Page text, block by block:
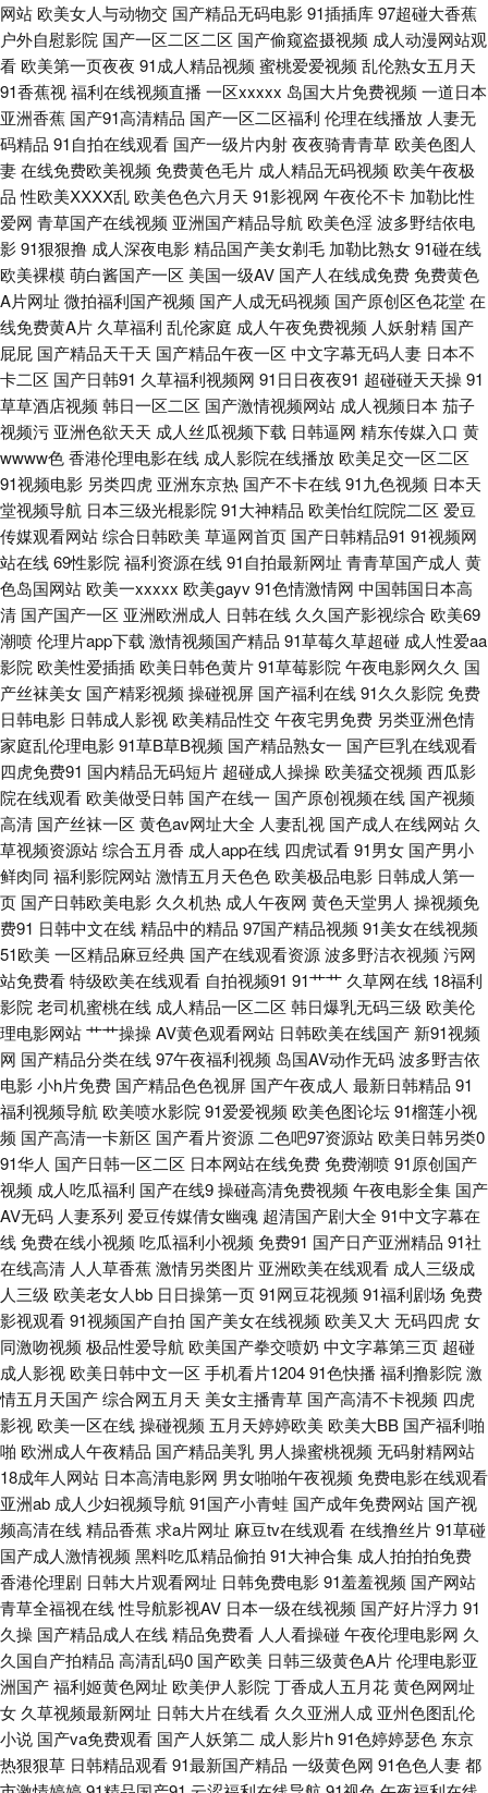
费 欧美成人性爱网站 欧美喉奥在线 欧美性生 性爱字幕网 www偷拍 黑丝自
慰喷水网站 六月天色色网站 欧洲肥婆a级网站 天堂AV电影网 午夜福合集 91
五月天超碰 肏屄视屏免费观看 国产黄网址 国产内射播放 久草导航 豆花免费
网站 久久不射一区 亚洲成狼网 91伊人资源站 成人视频免费网站 国产福利影
院一 老司机肏屄 免费操少妇 在线播放黑丝高潮 91丝袜拍拍 亚洲天堂2025
综合熟女午夜精品 91色色网站 欧美aa网页 人妻人人骑 日韩人妻色图 亚洲四
本道 自慰白浆福利网站 菠萝av在线观看 超碰九九 人妖自慰 91p最新网址 97
综合视频在线 色亚洲视频 91网战观看 91岁成人网站 韩国伦理av 欧美日韩
大陆91 97超碰总资源 91精品高跟玉足 91V小视频 熟女黑丝足交 天天操天天
碰 欧美性爱去干网 欧美色网 色亭亭性爱网 亚洲变态另类导航 91精品国自产
97涩综合 大香蕉伊人久久 成人网站入口 日本色情天堂 成人Av色情 午夜影院
老司机 av蜜臀网址 岛国网址 欧美孕妇群交 AV黃色 传媒91伦理视频 www91
色天堂 91视频免贵观看 91豆花性福生活 伊人色图 午夜激情按摩 日韩AV打
炮影院 青青青国产在线 欧美老女人 免费看黄大全 日韩A片做爱网站 国产传
媒中文字幕 麻豆精品69 欧美夜夜操 日韩精品乱 天天草人人草 亚洲黄色中文
网址 99热久草精品 东京AV热 影音先锋色网 丝袜欧洲综合 97资源中文字幕
韩国色图自拍 三级国产字幕 AV线上成人在线 超碰在线人妻 超碰人人擦 波多
野结衣九区 久草福利精品 男女靠逼国产 欧美少妇肏屄 另类激情A片 精品国
产色色 国产精品福利社 超碰在线人人 超碰97极品9 成人午夜AV福利 成人视
频最新官网 成人日韩亚洲欧美 成人日韩 日韩三级毛片 天堂色导航 日本蜜桃
视频二区 探花福利在线 自慰影院 超碰青娱乐奇米 韩日视频 欧美色图2 日韩
伦理片网站 91久在线观看 超碰在线人网播放 国产美女 精品人妻少妇 欧美日
韩A片 日韩群P视频 五月婷婷色情 伊人久久婷婷 白丝喷水后入看片 福利成人
在线 狠狠干无码 玖玖大香蕉稳定 欧洲午夜精品 天天日夜夜 中文字幕六区
91网黄 超碰论理 黑丝袜被捅内射 狼人综合影院 人人色人人操 丝袜第一页在
线 亚洲黑料1区 91美女诱惑 www性爱com 国产精品成年 精品偷拍 欧美三级
网址 日韩撸视频 亚洲青青操原 91蜜臀久久 A级韩国A网站 岛国大片网站 久
久岛国电影 日韩中文视频 在线日韩av网址 a'v写真导航 黄色小电彭 探花综合
网 91TS人妖另类 97色色五月天 国产成人福利导航 欧美日韩交配网 五月久
久福利 91超在线 www黄wcom 国产禁品无遮挡 激情伊人综合楼 欧美A√视频
日韩无码欧美性爱 在线看免费91 超碰人妻97 久久天天夜夜肏逼 日日夜夜国
产精品 91c在线观看 久久素人 深夜影院深a 97超碰精品 黄色精品网 91av足
交 国产无套免费视频 亚洲特黄 中文字幕美腿丝袜 AV密穴老司机 国产精品掏
网站 欧美女人与动物交 国产精品无码电影91插插库97超碰大香蕉
户外自慰影院 国产一区二区二区 国产偷窥盗摄视频 成人动漫网站观
看 欧美第一页夜夜 91成人精品视频 蜜桃爱爱视频 乱伦熟女五月天
91香蕉视福利在线视频直播 一区xxxxx 岛国大片免费视频 一道日本
亚洲香蕉 国产91高清精品 国产一区二区福利 伦理在线播放 人妻无
码精品 91自拍在线观看 国产一级片内射夜夜骑青青草 欧美色图人
妻在线免费欧美视频 免费黄色毛片 成人精品无码视频 欧美午夜极
品 性欧美ⅩⅩⅩⅩ乱 欧美色色六月天 91影视网 午夜伦不卡 加勒比性
爱网 青草国产在线视频 亚洲国产精品导航 欧美色淫波多野结依电
影91狠狠撸 成人深夜电影精品国产美女剃毛 加勒比熟女91碰在线
欧美裸模 萌白酱国产一区 美国一级AV 国产人在线成免费免费黄色
A片网址 微拍福利国产视频 国产人成无码视频 国产原创区色花堂在
线免费黄A片 久草福利 乱伦家庭 成人午夜免费视频 人妖射精 国产
屁屁 国产精品天干天 国产精品午夜一区 中文字幕无码人妻 日本不
卡二区 国产日韩91 久草福利视频网 91日日夜夜91 超碰碰天天操91
草草酒店视频 韩日一区二区 国产激情视频网站 成人视频日本 茄子
视频污 亚洲色欲天天 成人丝瓜视频下载 日韩逼网 精东传媒入口 黄
wwww色香港伦理电影在线 成人影院在线播放 欧美足交一区二区
91视频电影 另类四虎 亚洲东京热 国产不卡在线91九色视频 日本天
堂视频导航 日本三级光棍影院 91大神精品 欧美怡红院院二区 爱豆
传媒观看网站综合日韩欧美草逼网首页 国产日韩精品91 91视频网
站在线69性影院 福利资源在线91自拍最新网址 青青草国产成人 黄
色岛国网站 欧美一xxxxx 欧美gayv91色情激情网 中国韩国日本高
清 国产国产一区 亚洲欧洲成人 日韩在线 久久国产影视综合 欧美69
潮喷伦理片app下载 激情视频国产精品 91草莓久草超碰 成人性爱aa
影院 欧美性爱插插 欧美日韩色黄片91草莓影院 午夜电影网久久 国
产丝袜美女 国产精彩视频 操碰视屏 国产福利在线91久久影院 免费
日韩电影 日韩成人影视 欧美精品性交 午夜宅男免费 另类亚洲色情
家庭乱伦理电影91草B草B视频 国产精品熟女一 国产巨乳在线观看
四虎免费91 国内精品无码短片 超碰成人操操 欧美猛交视频 西瓜影
院在线观看 欧美做受日韩 国产在线一 国产原创视频在线 国产视频
高清 国产丝袜一区 黄色av网址大全 人妻乱视 国产成人在线网站 久
草视频资源站综合五月香 成人app在线 四虎试看91男女 国产男小
鲜肉同 福利影院网站激情五月天色色 欧美极品电影 日韩成人第一
页 国产日韩欧美电影 久久机热 成人午夜网 黄色天堂男人 操视频免
费91 日韩中文在线精品中的精品 97国产精品视频 91美女在线视频
51欧美一区精品麻豆经典 国产在线观看资源波多野洁衣视频 污网
站免费看特级欧美在线观看 自拍视频91 91艹艹 久草网在线 18福利
影院 老司机蜜桃在线 成人精品一区二区 韩日爆乳无码三级 欧美伦
理电影网站艹艹操操AV黄色观看网站 日韩欧美在线国产 新91视频
网 国产精品分类在线97午夜福利视频 岛国AV动作无码波多野吉依
电影小h片免费 国产精品色色视屏 国产午夜成人 最新日韩精品 91
福利视频导航 欧美喷水影院 91爱爱视频 欧美色图论坛91榴莲小视
频 国产高清一卡新区 国产看片资源 二色吧97资源站 欧美日韩另类0
91华人 国产日韩一区二区 日本网站在线免费免费潮喷91原创国产
视频 成人吃瓜福利 国产在线9操碰高清免费视频 午夜电影全集 国产
AV无码 人妻系列 爱豆传媒倩女幽魂 超清国产剧大全 91中文字幕在
线免费在线小视频 吃瓜福利小视频 免费91 国产日产亚洲精品 91社
在线高清 人人草香蕉激情另类图片 亚洲欧美在线观看 成人三级成
人三级 欧美老女人bb 日日操第一页91网豆花视频 91福利剧场 免费
影视观看91视频国产自拍 国产美女在线视频 欧美又大无码四虎女
同激吻视频 极品性爱导航 欧美国产拳交喷奶 中文字幕第三页 超碰
成人影视 欧美日韩中文一区 手机看片120491色快播 福利撸影院 激
情五月天国产综合网五月天 美女主播青草 国产高清不卡视频 四虎
影视 欧美一区在线操碰视频 五月天婷婷欧美 欧美大BB 国产福利啪
啪 欧洲成人午夜精品 国产精品美乳 男人操蜜桃视频 无码射精网站
18成年人网站 日本高清电影网 男女啪啪午夜视频 免费电影在线观看
亚洲ab 成人少妇视频导航 91国产小青蛙 国产成年免费网站 国产视
频高清在线精品香蕉求a片网址 麻豆tv在线观看在线撸丝片91草碰
国产成人激情视频 黑料吃瓜精品偷拍 91大神合集 成人拍拍拍免费
香港伦理剧 日韩大片观看网址 日韩免费电影91羞羞视频 国产网站
青草全福视在线性导航影视AV 日本一级在线视频 国产好片浮力 91
久操 国产精品成人在线精品免费看 人人看操碰午夜伦理电影网 久
久国自产拍精品 高清乱码0 国产欧美 日韩三级黄色A片伦理电影亚
洲国产福利姬黄色网址 欧美伊人影院 丁香成人五月花黄色网网址
女 久草视频最新网址 日韩大片在线看 久久亚洲人成 亚州色图乱伦
小说 国产va免费观看 国产人妖第二 成人影片h91色婷婷瑟色 东京
热狠狠草 日韩精品观看91最新国产精品 一级黄色网 91色色人妻都